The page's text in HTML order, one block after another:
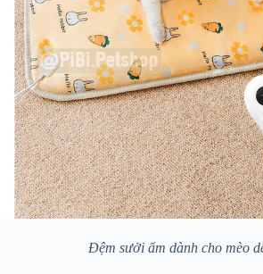
Đệm sưởi ấm dành cho mèo